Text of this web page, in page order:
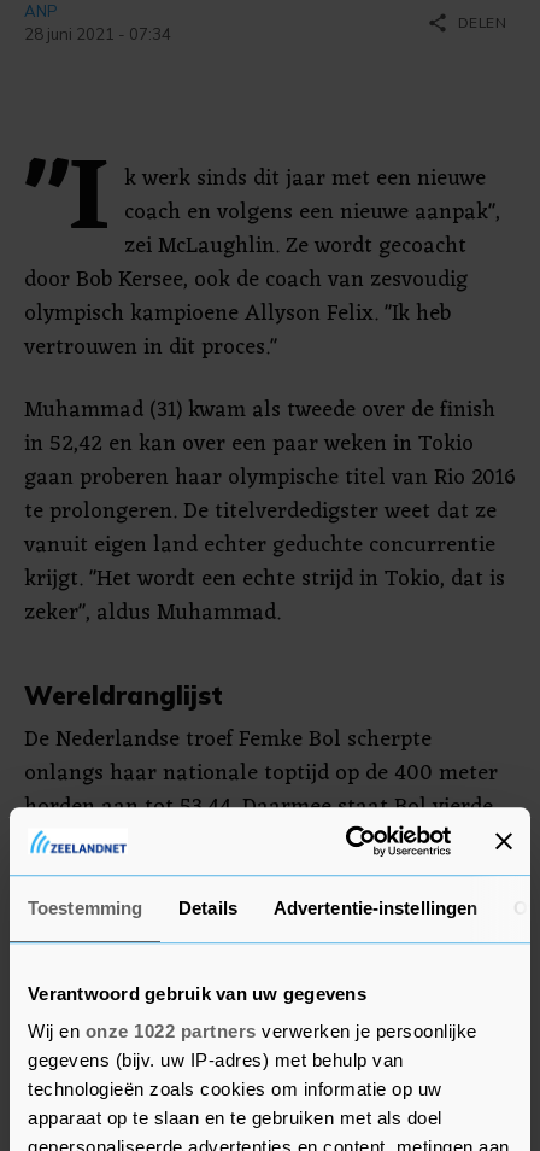
Toestemming Details Advertentie-instellingen
Verantwoord gebruik van uw gegevens
Wij en onze 1022 partners verwerken je persoonlijke
gegevens (bijv. uw IP-adres) met behulp van
technologieën zoals cookies om informatie op uw
apparaat op te slaan en te gebruiken met als doel
ANP
28 juni 2021 - 07:34
share DELEN
"I k werk sinds dit jaar met een nieuwe
coach en volgens een nieuwe aanpak",
zei McLaughlin. Ze wordt gecoacht
door Bob Kersee, ook de coach van zesvoudig
olympisch kampioene Allyson Felix. "Ik heb
vertrouwen in dit proces."
Muhammad (31) kwam als tweede over de finish
in 52,42 en kan over een paar weken in Tokio
gaan proberen haar olympische titel van Rio 2016
te prolongeren. De titelverdedigster weet dat ze
vanuit eigen land echter geduchte concurrentie
krijgt. "Het wordt een echte strijd in Tokio, dat is
zeker", aldus Muhammad.
Wereldranglijst
De Nederlandse troef Femke Bol scherpte
onlangs haar nationale toptijd op de 400 meter
horden aan tot 53,44. Daarmee staat Bol vierde
op de wereldranglijst van dit jaar, achter drie
Amerikaanse vrouwen.
Het was zondag bij de Amerikaanse trials in
een tijd werd stilgelegd. De temperatuur liep op
tot boven de 40 graden Celsius. De finales werden
naar de avond verplaatst.